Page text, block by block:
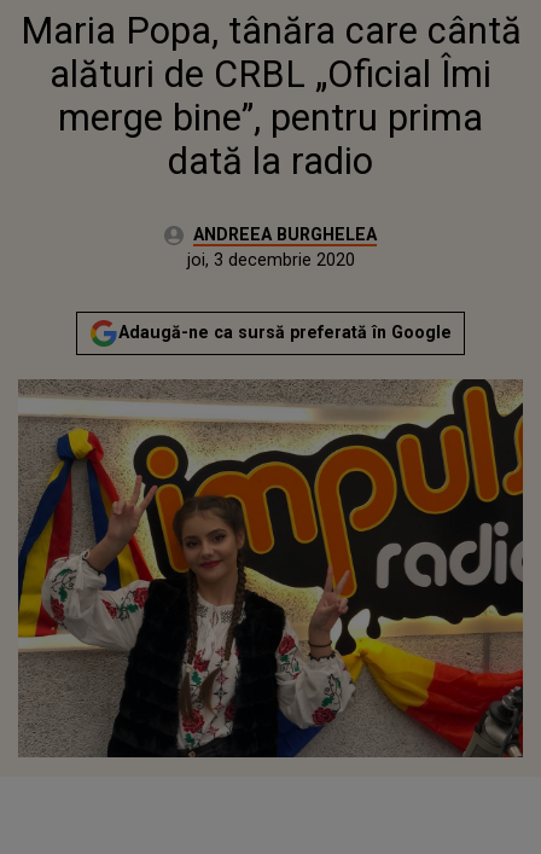
CÂNTĂ ALĂTURI DE CRBL
„OFICIAL ÎMI MERGE BINE”,
PENTRU PRIMA DATĂ LA RADIO
Maria Popa, tânăra care cântă
alături de CRBL „Oficial Îmi
merge bine”, pentru prima
dată la radio
Autor:ANDREEA BURGHELEA
Publicat:
joi, 3 decembrie 2020
Adaugă-ne ca sursă preferată în Google